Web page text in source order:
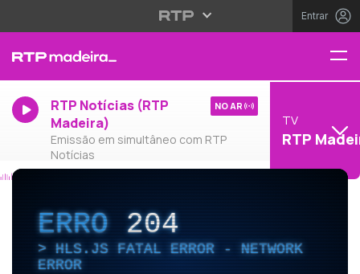
Entrar
RTP Notícias (RTP
Madeira)
Emissão em simultâneo com RTP
Notícias
NO AR
TV
RTP
ERRO204
HLS.JS FATAL ERROR - NETWORK
ERROR